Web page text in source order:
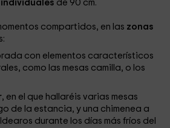
individuales de 90 cm.
compartidos, en las zonas
con elementos característicos
como las mesas camilla, o los
, en el que hallaréis varias mesas
de la estancia, y una chimenea a
durante los días más fríos del